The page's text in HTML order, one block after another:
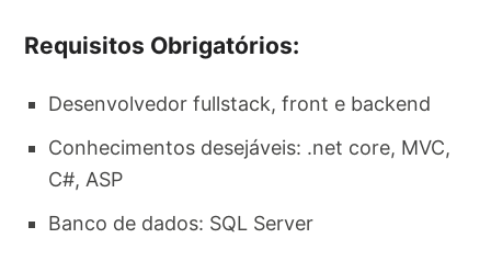
Requisitos Obrigatórios:
Desenvolvedor fullstack, front e backend
Conhecimentos desejáveis: .net core, MVC,
C#, ASP
Banco de dados: SQL Server